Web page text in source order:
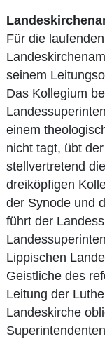
Für die
seinem
Das Kollegium
einem
nicht tagt, übt
stellvertretend
dreiköpfigen
der Synode und
führt der
Lippischen
Geistliche des
Leitung der
Landeskirche